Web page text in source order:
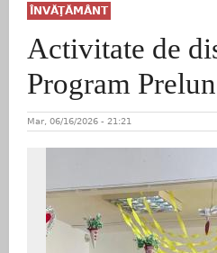
ÎNVĂŢĂMÂNT
Activitate de
Program
Mar, 06/16/2026 - 21:21